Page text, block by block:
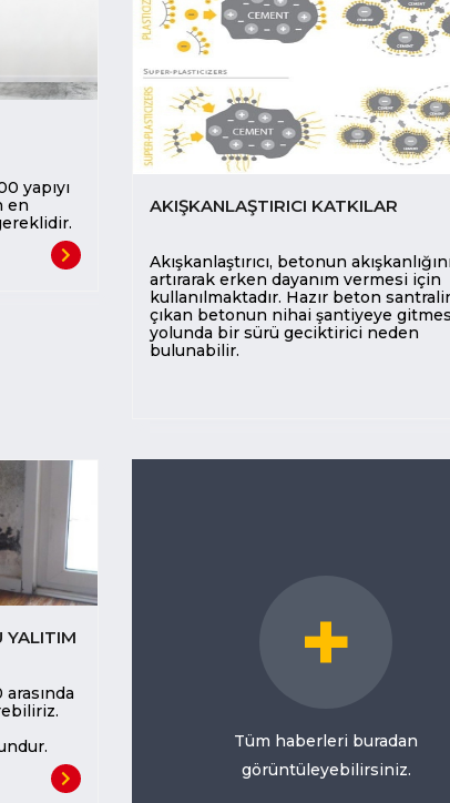
yapıyı
en
AKIŞKANLAŞTIRICI KATKILAR
Akışkanlaştırıcı, betonun akışkanlığını
artırarak erken dayanım vermesi için
kullanılmaktadır. Hazır beton
çıkan betonun nihai şantiyeye
yolunda bir sürü geciktirici neden
bulunabilir.
YALITIM
+
Tüm haberleri buradan
görüntüleyebilirsiniz.